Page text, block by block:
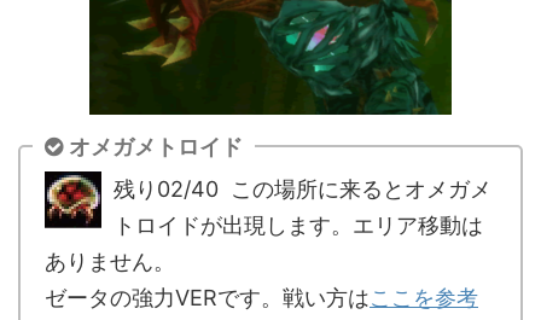
オメガメトロイド
残り02/40 この場所に来るとオメガメ
トロイドが出現します。エリア移動は
ありません。
ゼータの強力VERです。戦い方はここを参考